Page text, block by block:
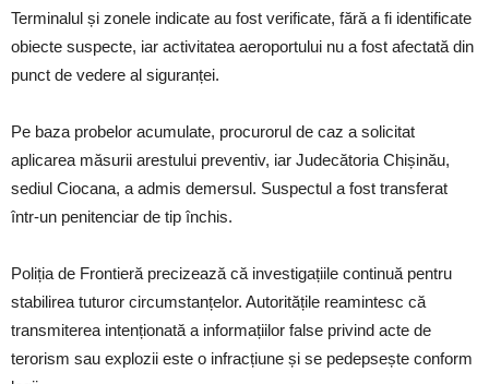
Terminalul și zonele indicate au fost verificate, fără a fi identificate
obiecte suspecte, iar activitatea aeroportului nu a fost afectată din
punct de vedere al siguranței.
Pe baza probelor acumulate, procurorul de caz a solicitat
aplicarea măsurii arestului preventiv, iar Judecătoria Chișinău,
sediul Ciocana, a admis demersul. Suspectul a fost transferat
într-un penitenciar de tip închis.
Poliția de Frontieră precizează că investigațiile continuă pentru
stabilirea tuturor circumstanțelor. Autoritățile reamintesc că
transmiterea intenționată a informațiilor false privind acte de
terorism sau explozii este o infracțiune și se pedepsește conform